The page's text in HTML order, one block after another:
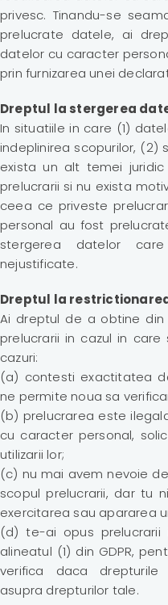
privesc. Tinandu-se
prelucrate datele, ai
datelor cu caracter
prin furnizarea unei
Dreptul la stergerea
In situatiile in care (1)
indeplinirea scopurilor,
exista un alt temei
prelucrarii si nu exista
ceea ce priveste
personal au fost
stergerea datelor
nejustificate.
Dreptul la
Ai dreptul de a obtine
prelucrarii in cazul in
cazuri:
(a) contesti exactitatea
ne permite noua sa
(b) prelucrarea este
cu caracter personal,
utilizarii lor;
(c) nu mai avem nevoie
scopul prelucrarii, dar tu
exercitarea sau apararea
(d) te-ai opus prelucrarii
alineatul (1) din GDPR,
verifica daca drepturile
asupra drepturilor tale.